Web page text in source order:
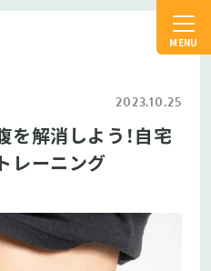
2023.10.25
解消しよう！自宅
レーニング